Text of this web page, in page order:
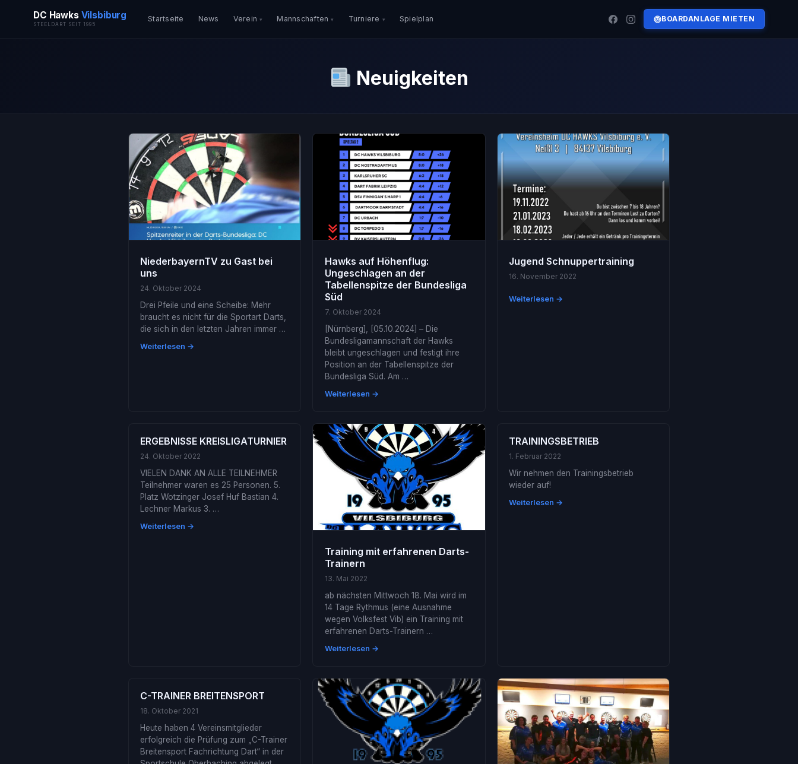
DC Hawks Vilsbiburg
STEELDART SEIT 1995
Startseite News Verein Mannschaften Turniere Spielplan BOARDANLAGE MIETEN
Neuigkeiten
NiederbayernTV zu Gast bei
uns
24. Oktober 2024
Drei Pfeile und eine Scheibe: Mehr
braucht es nicht für die Sportart Darts,
die sich in den letzten Jahren immer …
Weiterlesen →
Hawks auf Höhenflug:
Ungeschlagen an der
Tabellenspitze der Bundesliga
Süd
7. Oktober 2024
[Nürnberg], [05.10.2024] – Die
Bundesligamannschaft der Hawks
bleibt ungeschlagen und festigt ihre
Position an der Tabellenspitze der
Bundesliga Süd. Am …
Weiterlesen →
Jugend Schnuppertraining
16. November 2022
Weiterlesen →
ERGEBNISSE KREISLIGATURNIER
24. Oktober 2022
VIELEN DANK AN ALLE TEILNEHMER
Teilnehmer waren es 25 Personen. 5.
Platz Wotzinger Josef Huf Bastian 4.
Lechner Markus 3. …
Weiterlesen →
Training mit erfahrenen Darts-
Trainern
13. Mai 2022
ab nächsten Mittwoch 18. Mai wird im
14 Tage Rythmus (eine Ausnahme
wegen Volksfest Vib) ein Training mit
erfahrenen Darts-Trainern …
Weiterlesen →
TRAININGSBETRIEB
1. Februar 2022
Wir nehmen den Trainingsbetrieb
wieder auf!
Weiterlesen →
C-TRAINER BREITENSPORT
18. Oktober 2021
Heute haben 4 Vereinsmitglieder
erfolgreich die Prüfung zum „C-Trainer
Breitensport Fachrichtung Dart“ in der